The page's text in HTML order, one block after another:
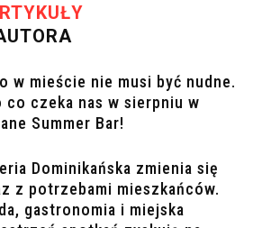
w mieście nie musi być nudne.
co czeka nas w sierpniu w
Summer Bar!
Dominikańska zmienia się
z potrzebami mieszkańców.
gastronomia i miejska